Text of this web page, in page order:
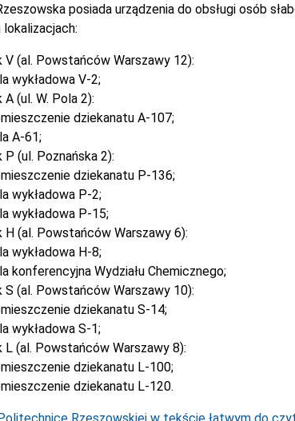
posiada urządzenia do obsługi osób
V (al. Powstańców Warszawy 12):
wykładowa V-2;
A (ul. W. Pola 2):
dziekanatu A-107;
A-61;
P (ul. Poznańska 2):
dziekanatu P-136;
wykładowa P-2;
wykładowa P-15;
H (al. Powstańców Warszawy 6):
wykładowa H-8;
konferencyjna Wydziału Chemicznego;
S (al. Powstańców Warszawy 10):
dziekanatu S-14;
wykładowa S-1;
L (al. Powstańców Warszawy 8):
dziekanatu L-100;
dziekanatu L-120.